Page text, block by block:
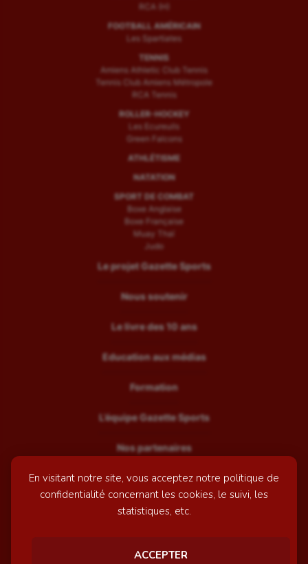
En visitant notre site, vous acceptez notre politique de
confidentialité concernant les cookies, le suivi, les
statistiques, etc.
ACCEPTER
RCA (H)
FOOTBALL AMÉRICAIN
Les Spartiates
TENNIS
Amiens Athletic Club Tennis
Tennis Club Amiens Métropole
RCA Tennis
ROLLER-HOCKEY
Les Ecureuils
Green Falcons
ATHLÉTISME
NATATION
SPORT DE COMBAT
Boxe Anglaise
Boxe Française
Muay Thaï
Judo
Le projet Gazette Sports
Nous soutenir
Le livre des 10 ans
Education aux médias
Formation
L’équipe Gazette Sports
Nos partenaires
Recrutement
Mentions légales